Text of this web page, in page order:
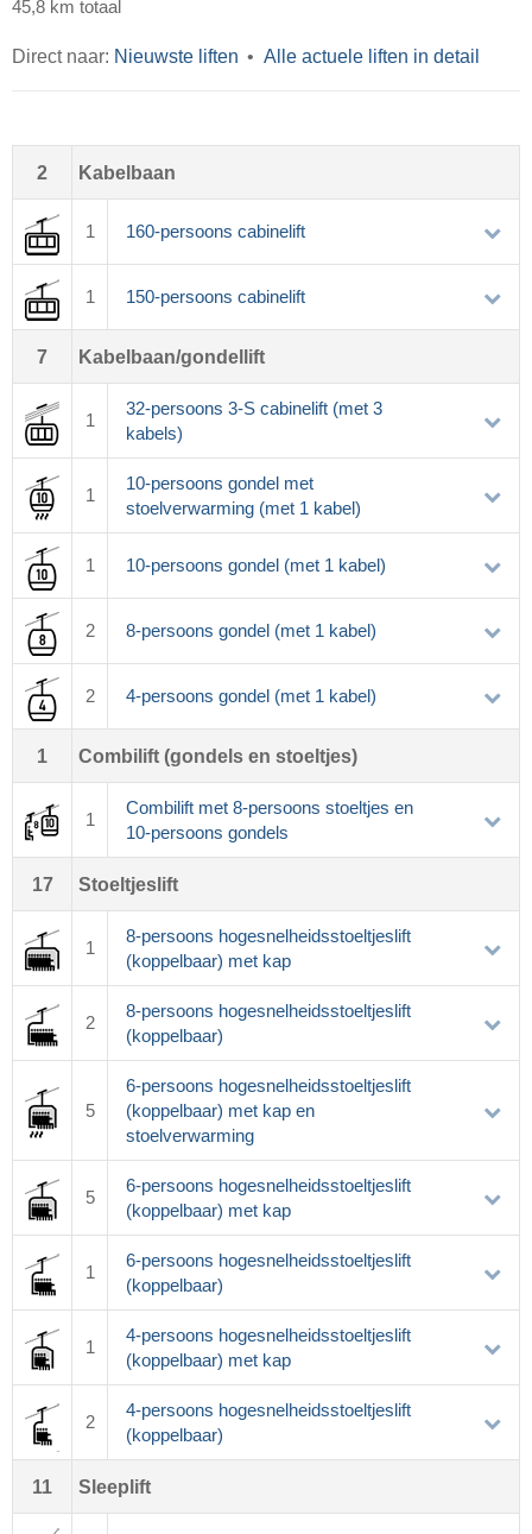
45,8 km totaal
Direct naar: Nieuwste liften Alle actuele liften in detail
2 Kabelbaan
1 160-persoons cabinelift
1 150-persoons cabinelift
7 Kabelbaan/gondellift
1
32-persoons 3-S cabinelift (met 3
kabels)
1
10-persoons gondel met
stoelverwarming (met 1 kabel)
1 10-persoons gondel (met 1 kabel)
2 8-persoons gondel (met 1 kabel)
2 4-persoons gondel (met 1 kabel)
1 Combilift (gondels en stoeltjes)
1
Combilift met 8-persoons stoeltjes en
10-persoons gondels
17 Stoeltjeslift
1
8-persoons hogesnelheidsstoeltjeslift
(koppelbaar) met kap
2
8-persoons hogesnelheidsstoeltjeslift
(koppelbaar)
5
6-persoons hogesnelheidsstoeltjeslift
(koppelbaar) met kap en
stoelverwarming
5
6-persoons hogesnelheidsstoeltjeslift
(koppelbaar) met kap
1
6-persoons hogesnelheidsstoeltjeslift
(koppelbaar)
1
4-persoons hogesnelheidsstoeltjeslift
(koppelbaar) met kap
2
4-persoons hogesnelheidsstoeltjeslift
(koppelbaar)
11 Sleeplift